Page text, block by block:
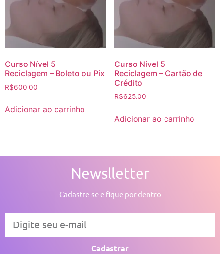
Curso Nível 5 –
Reciclagem – Boleto ou Pix
R$600.00
Adicionar ao carrinho
Curso Nível 5 –
Reciclagem – Cartão de
Crédito
R$625.00
Adicionar ao carrinho
Newslletter
Cadastre-se e fique por dentro
Cadastrar